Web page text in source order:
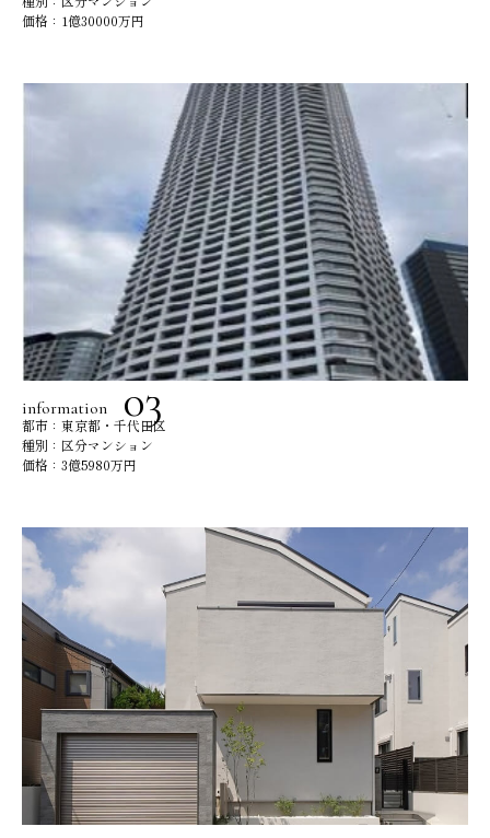
価格：1億30000万円
information
都市：東京都・千代田区
種別：区分マンション
価格：3億5980万円